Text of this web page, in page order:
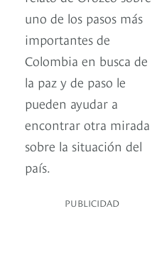
uno de los pasos más
importantes de
Colombia en busca de
la paz y de paso le
pueden ayudar a
encontrar otra mirada
sobre la situación del
país.
PUBLICIDAD